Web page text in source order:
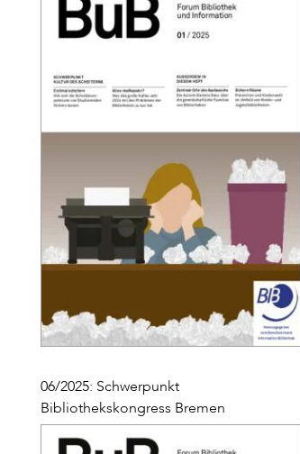
06/2025: Schwerpunkt
Bibliothekskongress Bremen